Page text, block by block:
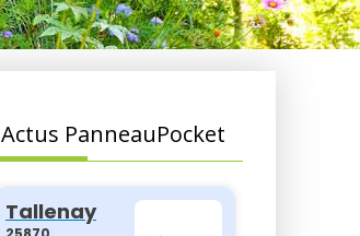
Actus PanneauPocket